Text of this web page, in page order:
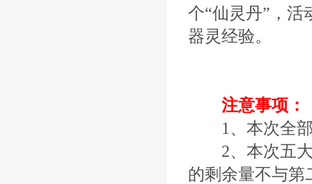
个“仙灵丹”，活
器灵经验。
注意事项：
1、本次全部
2、本次五大
的剩余量不与第